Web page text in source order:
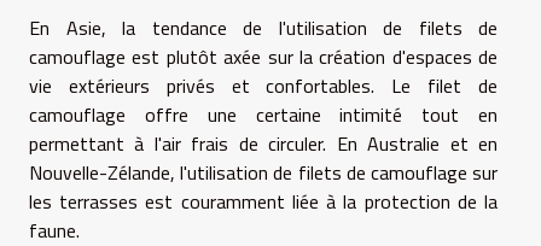
En Asie, la tendance de l'utilisation de filets de
camouflage est plutôt axée sur la création d'espaces de
vie extérieurs privés et confortables. Le filet de
camouflage offre une certaine intimité tout en
permettant à l'air frais de circuler. En Australie et en
Nouvelle-Zélande, l'utilisation de filets de camouflage sur
les terrasses est couramment liée à la protection de la
faune.